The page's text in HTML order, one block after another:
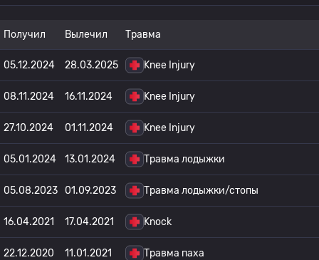
Получил Вылечил Травма
05.12.2024 28.03.2025 Knee Injury
08.11.2024 16.11.2024 Knee Injury
27.10.2024 01.11.2024 Knee Injury
05.01.2024 13.01.2024 Травма лодыжки
05.08.2023 01.09.2023 Травма лодыжки/стопы
16.04.2021 17.04.2021 Knock
22.12.2020 11.01.2021 Травма паха